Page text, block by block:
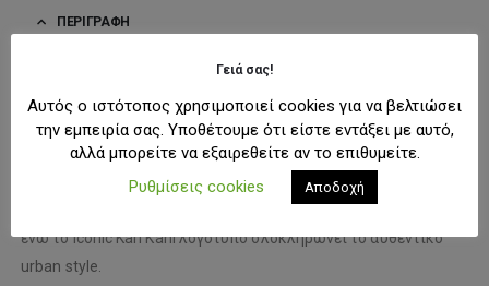
ΠΕΡΙΓΡΑΦΉ
Αναβάθμισε το καθημερινό σου streetwear look με το
Karl Kani
Signature Essential γυναικείο biker κολάν. Με εφαρμοστή
γραμμή και ελαστική μέση, προσφέρει άνετη και σταθερή
εφαρμογή που αγκαλιάζει ιδανικά το σώμα. Το ελαστικό
ύφασμα εξασφαλίζει ελευθερία κινήσεων και απαλή αίσθηση,
ενώ το iconic Karl Kani λογότυπο ολοκληρώνει το αυθεντικό
urban style.
Γειά σας!
Αυτός ο ιστότοπος χρησιμοποιεί cookies για να βελτιώσει
την εμπειρία σας. Υποθέτουμε ότι είστε εντάξει με αυτό,
αλλά μπορείτε να εξαιρεθείτε αν το επιθυμείτε.
Ρυθμίσεις cookies
Αποδοχή